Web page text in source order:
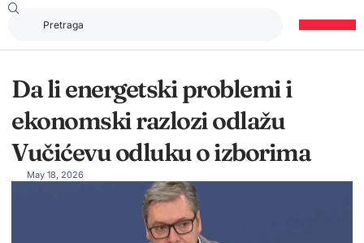
Da li energetski problemi i
ekonomski razlozi odlažu
Vučićevu odluku o izborima
May 18, 2026